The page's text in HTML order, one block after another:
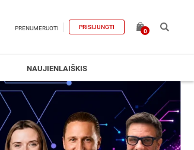
PRENUMERUOTI PRISIJUNGTI
0
NAUJIENLAIŠKIS